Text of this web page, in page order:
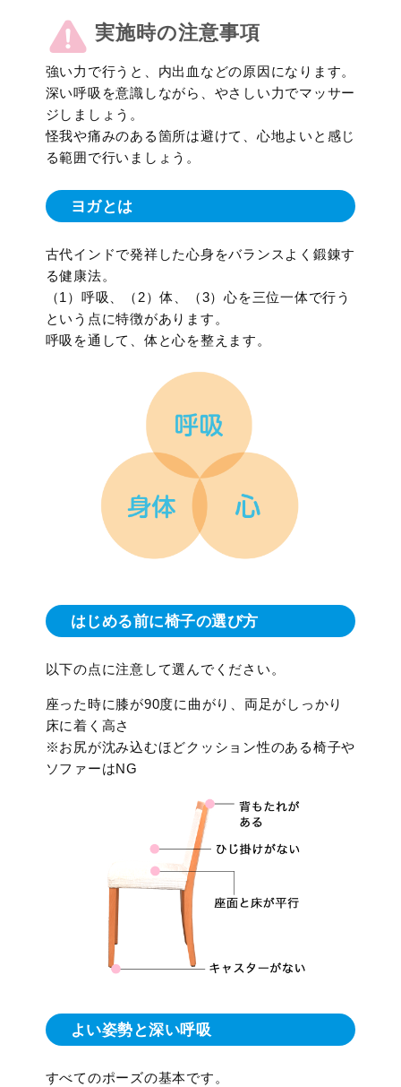
実施時の注意事項
強い力で行うと、内出血などの原因になります。
深い呼吸を意識しながら、やさしい力でマッサー
ジしましょう。
怪我や痛みのある箇所は避けて、心地よいと感じ
る範囲で行いましょう。
ヨガとは
古代インドで発祥した心身をバランスよく鍛錬す
る健康法。
（1）呼吸、（2）体、（3）心を三位一体で行う
という点に特徴があります。
呼吸を通して、体と心を整えます。
はじめる前に椅子の選び方
以下の点に注意して選んでください。
座った時に膝が90度に曲がり、両足がしっかり
床に着く高さ
※お尻が沈み込むほどクッション性のある椅子や
ソファーはNG
よい姿勢と深い呼吸
すべてのポーズの基本です。